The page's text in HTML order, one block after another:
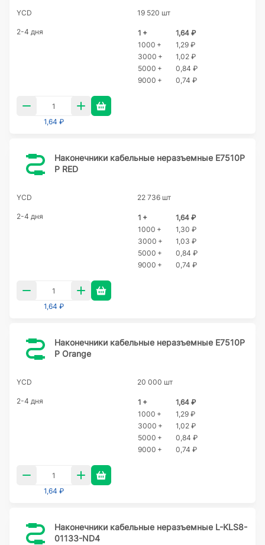
YCD 19 520 шт
2-4 дня 1 +
1,64 ₽
1000 +
1,29 ₽
3000 +
1,02 ₽
5000 +
0,84 ₽
9000 +
0,74 ₽
1,64 ₽
Наконечники кабельные неразъемные E7510P
P RED
YCD 22 736 шт
2-4 дня 1 +
1,64 ₽
1000 +
1,30 ₽
3000 +
1,03 ₽
5000 +
0,84 ₽
9000 +
0,74 ₽
1,64 ₽
Наконечники кабельные неразъемные E7510P
P Orange
YCD 20 000 шт
2-4 дня 1 +
1,64 ₽
1000 +
1,29 ₽
3000 +
1,02 ₽
5000 +
0,84 ₽
9000 +
0,74 ₽
1,64 ₽
Наконечники кабельные неразъемные L-KLS8-
01133-ND4